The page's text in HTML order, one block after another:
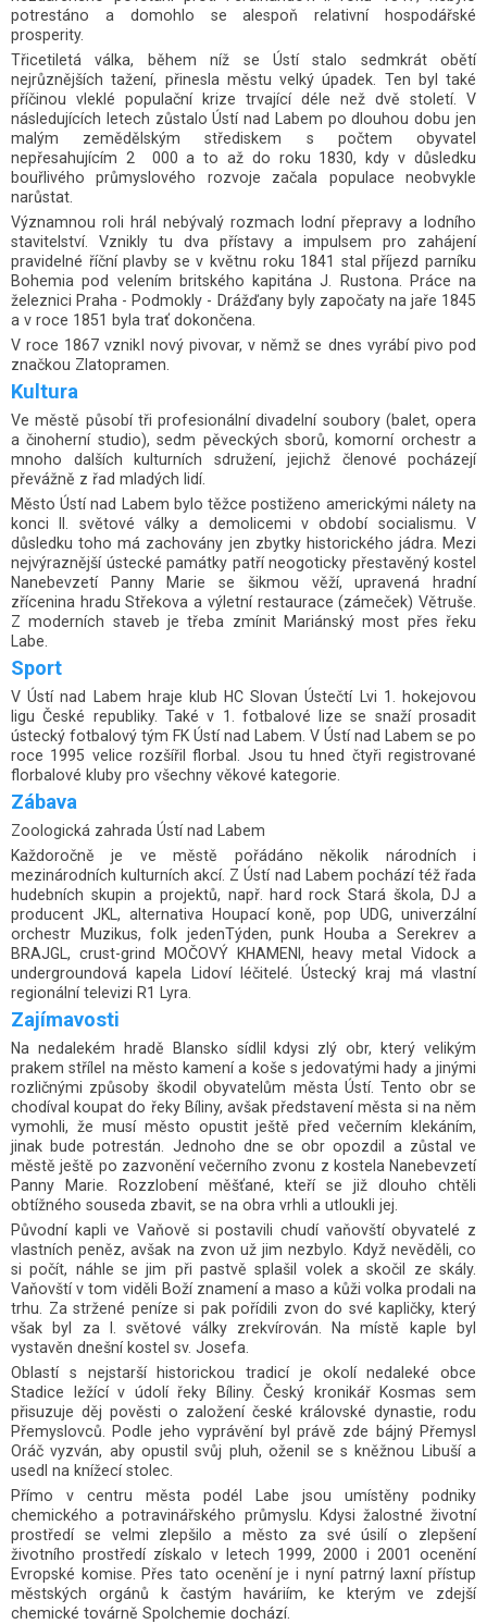
potrestáno a domohlo se alespoň relativní hospodářské
prosperity.
Třicetiletá válka, během níž se Ústí stalo sedmkrát obětí
nejrůznějších tažení, přinesla městu velký úpadek. Ten byl také
příčinou vleklé populační krize trvající déle než dvě století. V
následujících letech zůstalo Ústí nad Labem po dlouhou dobu jen
malým zemědělským střediskem s počtem obyvatel
nepřesahujícím 2 000 a to až do roku 1830, kdy v důsledku
bouřlivého průmyslového rozvoje začala populace neobvykle
narůstat.
Významnou roli hrál nebývalý rozmach lodní přepravy a lodního
stavitelství. Vznikly tu dva přístavy a impulsem pro zahájení
pravidelné říční plavby se v květnu roku 1841 stal příjezd parníku
Bohemia pod velením britského kapitána J. Rustona. Práce na
železnici Praha - Podmokly - Drážďany byly započaty na jaře 1845
a v roce 1851 byla trať dokončena.
V roce 1867 vznikl nový pivovar, v němž se dnes vyrábí pivo pod
značkou Zlatopramen.
Kultura
Ve městě působí tři profesionální divadelní soubory (balet, opera
a činoherní studio), sedm pěveckých sborů, komorní orchestr a
mnoho dalších kulturních sdružení, jejichž členové pocházejí
převážně z řad mladých lidí.
Město Ústí nad Labem bylo těžce postiženo americkými nálety na
konci II. světové války a demolicemi v období socialismu. V
důsledku toho má zachovány jen zbytky historického jádra. Mezi
nejvýraznější ústecké památky patří neogoticky přestavěný kostel
Nanebevzetí Panny Marie se šikmou věží, upravená hradní
zřícenina hradu Střekova a výletní restaurace (zámeček) Větruše.
Z moderních staveb je třeba zmínit Mariánský most přes řeku
Labe.
Sport
V Ústí nad Labem hraje klub HC Slovan Ústečtí Lvi 1. hokejovou
ligu České republiky. Také v 1. fotbalové lize se snaží prosadit
ústecký fotbalový tým FK Ústí nad Labem. V Ústí nad Labem se po
roce 1995 velice rozšířil florbal. Jsou tu hned čtyři registrované
florbalové kluby pro všechny věkové kategorie.
Zábava
Zoologická zahrada Ústí nad Labem
Každoročně je ve městě pořádáno několik národních i
mezinárodních kulturních akcí. Z Ústí nad Labem pochází též řada
hudebních skupin a projektů, např. hard rock Stará škola, DJ a
producent JKL, alternativa Houpací koně, pop UDG, univerzální
orchestr Muzikus, folk jedenTýden, punk Houba a Serekrev a
BRAJGL, crust-grind MOČOVÝ KHAMENI, heavy metal Vidock a
undergroundová kapela Lidoví léčitelé. Ústecký kraj má vlastní
regionální televizi R1 Lyra.
Zajímavosti
Na nedalekém hradě Blansko sídlil kdysi zlý obr, který velikým
prakem střílel na město kamení a koše s jedovatými hady a jinými
rozličnými způsoby škodil obyvatelům města Ústí. Tento obr se
chodíval koupat do řeky Bíliny, avšak představení města si na něm
vymohli, že musí město opustit ještě před večerním klekáním,
jinak bude potrestán. Jednoho dne se obr opozdil a zůstal ve
městě ještě po zazvonění večerního zvonu z kostela Nanebevzetí
Panny Marie. Rozzlobení měšťané, kteří se již dlouho chtěli
obtížného souseda zbavit, se na obra vrhli a utloukli jej.
Původní kapli ve Vaňově si postavili chudí vaňovští obyvatelé z
vlastních peněz, avšak na zvon už jim nezbylo. Když nevěděli, co
si počít, náhle se jim při pastvě splašil volek a skočil ze skály.
Vaňovští v tom viděli Boží znamení a maso a kůži volka prodali na
trhu. Za stržené peníze si pak pořídili zvon do své kapličky, který
však byl za I. světové války zrekvírován. Na místě kaple byl
vystavěn dnešní kostel sv. Josefa.
Oblastí s nejstarší historickou tradicí je okolí nedaleké obce
Stadice ležící v údolí řeky Bíliny. Český kronikář Kosmas sem
přisuzuje děj pověsti o založení české královské dynastie, rodu
Přemyslovců. Podle jeho vyprávění byl právě zde bájný Přemysl
Oráč vyzván, aby opustil svůj pluh, oženil se s kněžnou Libuší a
usedl na knížecí stolec.
Přímo v centru města podél Labe jsou umístěny podniky
chemického a potravinářského průmyslu. Kdysi žalostné životní
prostředí se velmi zlepšilo a město za své úsilí o zlepšení
životního prostředí získalo v letech 1999, 2000 i 2001 ocenění
Evropské komise. Přes tato ocenění je i nyní patrný laxní přístup
městských orgánů k častým haváriím, ke kterým ve zdejší
chemické továrně Spolchemie dochází.